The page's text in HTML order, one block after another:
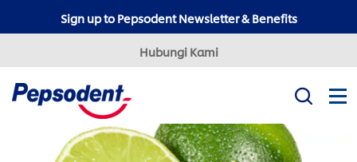
Sign up to Pepsodent Newsletter & Benefits
Hubungi Kami
Misi Kami
Produk